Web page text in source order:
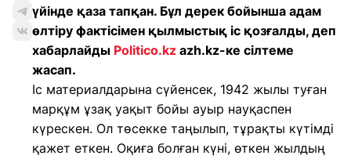
үйінде қаза тапқан. Бұл дерек бойынша адам
өлтіру фактісімен қылмыстық іс қозғалды, деп
хабарлайды Politico.kz azh.kz-ке сілтеме
жасап.
Іс материалдарына сүйенсек, 1942 жылы туған
марқұм ұзақ уақыт бойы ауыр науқаспен
күрескен. Ол төсекке таңылып, тұрақты күтімді
қажет еткен. Оқиға болған күні, өткен жылдың